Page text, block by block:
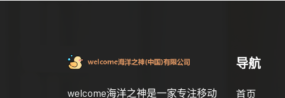
welcome海洋之神是一家专注移动
导航
首页